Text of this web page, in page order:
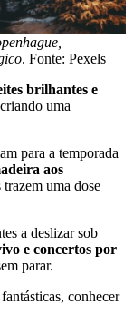
. Fonte: Pexels
brilhantes e
uma
para a temporada
aos
uma dose
a deslizar sob
e concertos por
parar.
conhecer